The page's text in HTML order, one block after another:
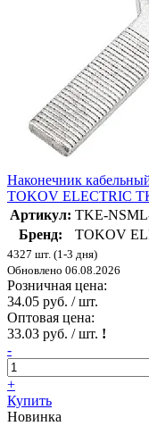
Наконечник
TOKOV ELECTRIC
Артикул: TKE-
Бренд:
TOKOV
4327 шт. (1-3 дня)
Обновлено 06.08.2026
Розничная цена:
34.05 руб. / шт.
Оптовая цена:
33.03 руб. / шт. !
-
+
Купить
Новинка